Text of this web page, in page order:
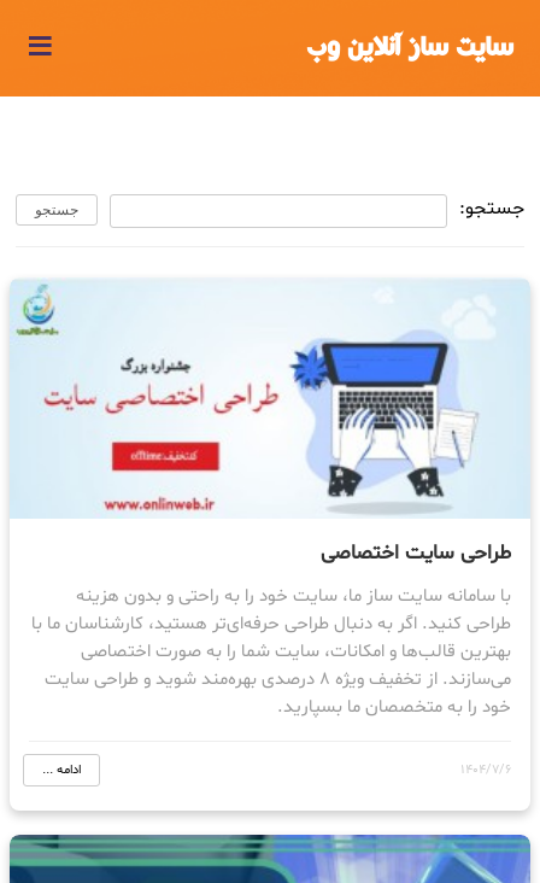
سایت ساز آنلاین وب ≡
جستجو: جستجو
طراحی سایت اختصاصی
با سامانه سایت ساز ما، سایت خود را به راحتی و بدون هزینه
طراحی کنید. اگر به دنبال طراحی حرفه‌ای‌تر هستید، کارشناسان ما با
بهترین قالب‌ها و امکانات، سایت شما را به صورت اختصاصی
می‌سازند. از تخفیف ویژه ۸ درصدی بهره‌مند شوید و طراحی سایت
خود را به متخصصان ما بسپارید.
1404/7/6 ادامه ...